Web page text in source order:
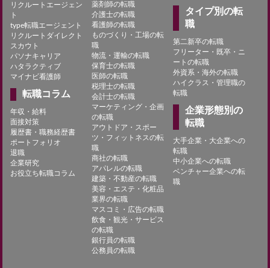
リクルートエージェン
ト
type転職エージェント
リクルートダイレクト
スカウト
パソナキャリア
ハタラクティブ
マイナビ看護師
転職コラム
年収・給料
面接対策
履歴書・職務経歴書
ポートフォリオ
退職
企業研究
お役立ち転職コラム
薬剤師の転職
介護士の転職
看護師の転職
ものづくり・工場の転
職
物流・運輸の転職
保育士の転職
医師の転職
税理士の転職
会計士の転職
マーケティング・企画
の転職
アウトドア・スポー
ツ・フィットネスの転
職
商社の転職
アパレルの転職
建築・不動産の転職
美容・エステ・化粧品
業界の転職
マスコミ・広告の転職
飲食・観光・サービス
の転職
銀行員の転職
公務員の転職
タイプ別の転
職
第二新卒の転職
フリーター・既卒・ニ
ートの転職
外資系・海外の転職
ハイクラス・管理職の
転職
企業形態別の
転職
大手企業・大企業への
転職
中小企業への転職
ベンチャー企業への転
職